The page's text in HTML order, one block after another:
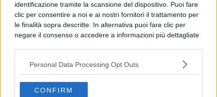
identificazione tramite la scansione del dispositivo. Puoi fare
clic per consentire a noi e ai nostri fornitori il trattamento per
le finalità sopra descritte. In alternativa puoi fare clic per
negare il consenso o accedere a informazioni più dettagliate
possono non richiedere il tuo consenso, ma hai il diritto di
opporti a tale trattamento. Le tue preferenze si
Personal Data Processing Opt Outs
CONFIRM
CLICCA PER COMMETARE